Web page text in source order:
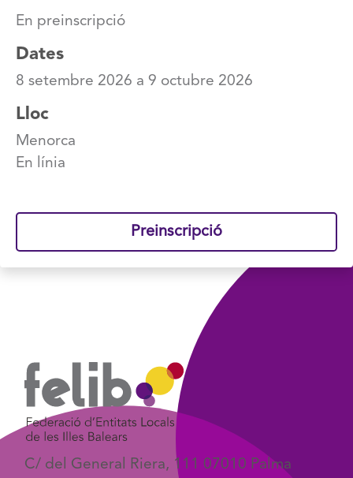
En preinscripció
Dates
8 setembre 2026 a 9 octubre 2026
Lloc
Menorca
En línia
Preinscripció
C/ del General Riera, 111 07010 Palma